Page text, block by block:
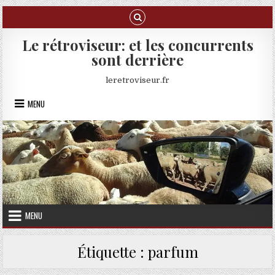
Skip to content
Le rétroviseur: et les concurrents
sont derrière
leretroviseur.fr
MENU
MENU
Étiquette : parfum